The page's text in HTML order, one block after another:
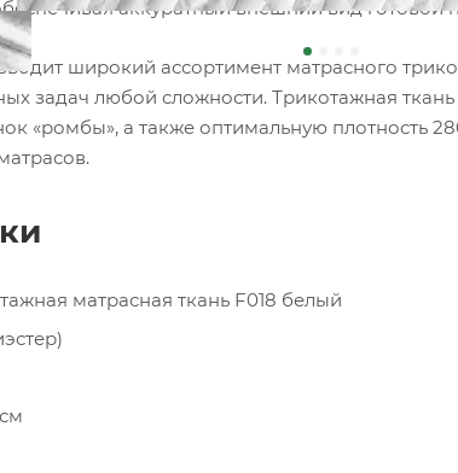
аккуратный внешний вид готовой
широкий ассортимент матрасного
задач любой сложности. Трикотажная ткань
«ромбы», а также оптимальную плотность
матрасная ткань F018 белый